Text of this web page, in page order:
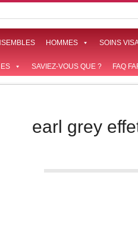
HOMMES SOINS
SAVIEZ-VOUS QUE ? FAQ
earl grey